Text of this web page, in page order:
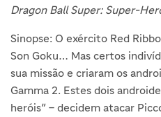
Dragon Ball Super: Super-
Sinopse: O exército Red
Son Goku… Mas certos
sua missão e criaram os
Gamma 2. Estes dois
heróis” – decidem atacar